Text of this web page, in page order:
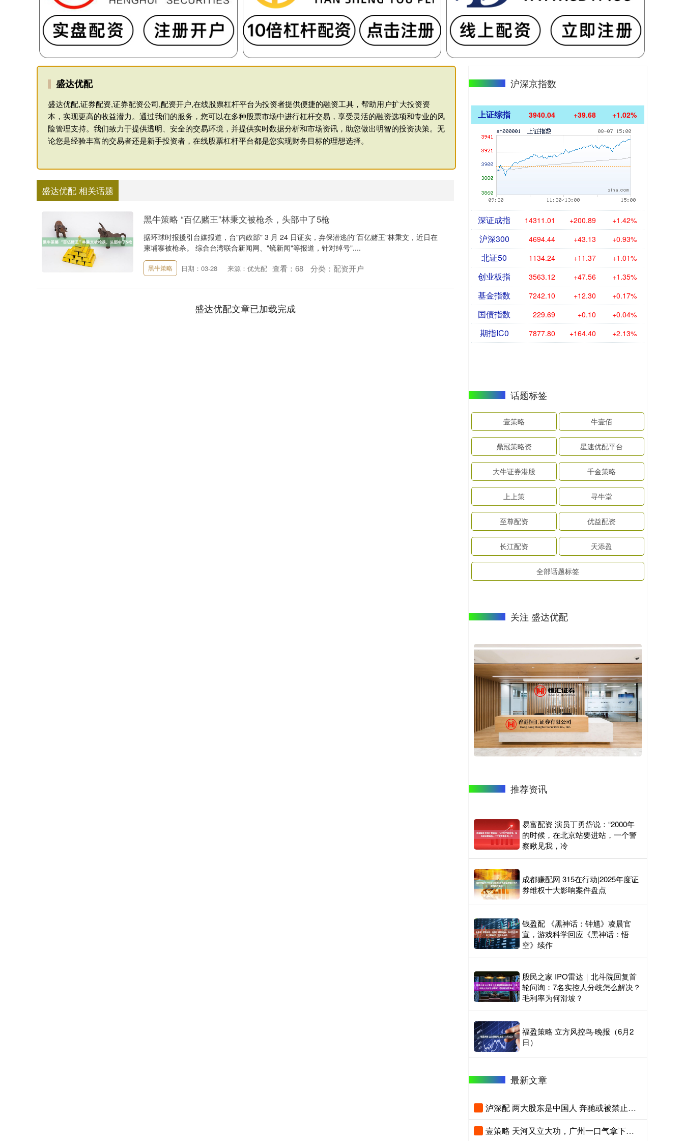
盛达优配
盛达优配,证券配资,证券配资公司,配资开户,在线股票杠杆平台为投资者提供便捷的融资工具，帮助用户扩大投资资
本，实现更高的收益潜力。通过我们的服务，您可以在多种股票市场中进行杠杆交易，享受灵活的融资选项和专业的风
险管理支持。我们致力于提供透明、安全的交易环境，并提供实时数据分析和市场资讯，助您做出明智的投资决策。无
论您是经验丰富的交易者还是新手投资者，在线股票杠杆平台都是您实现财务目标的理想选择。
盛达优配 相关话题
黑牛策略 “百亿赌王”林秉文被枪杀，头部中了5枪
据环球时报援引台媒报道，台"内政部" 3 月 24 日证实，弃保潜逃的"百亿赌王"林秉文，近日在
柬埔寨被枪杀。 综合台湾联合新闻网、"镜新闻"等报道，针对绰号"....
黑牛策略 日期：03-28 来源：优先配 查看： 68 分类： 配资开户
盛达优配文章已加载完成
沪深京指数
上证综指 3940.04 +39.68 +1.02%
深证成指 14311.01 +200.89 +1.42%
沪深300 4694.44 +43.13 +0.93%
北证50 1134.24 +11.37 +1.01%
创业板指 3563.12 +47.56 +1.35%
基金指数 7242.10 +12.30 +0.17%
国债指数 229.69 +0.10 +0.04%
期指IC0 7877.80 +164.40 +2.13%
话题标签
壹策略 牛壹佰
鼎冠策略资 星速优配平台
大牛证券港股 千金策略
上上策 寻牛堂
至尊配资 优益配资
长江配资 天添盈
全部话题标签
关注 盛达优配
推荐资讯
易富配资 演员丁勇岱说：“2000年
的时候，在北京站要进站，一个警
察瞅见我，冷
成都赚配网 315在行动|2025年度证
券维权十大影响案件盘点
钱盈配 《黑神话：钟馗》凌晨官
宣，游戏科学回应《黑神话：悟
空》续作
股民之家 IPO雷达｜北斗院回复首
轮问询：7名实控人分歧怎么解决？
毛利率为何滑坡？
福盈策略 立方风控鸟·晚报（6月2
日）
最新文章
泸深配 两大股东是中国人 奔驰或被禁止在美国卖车！CEO急表态：不惜调整也要保住美国
壹策略 天河又立大功，广州一口气拿下三大产业项目